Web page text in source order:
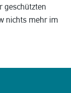
geschützten
nichts mehr im